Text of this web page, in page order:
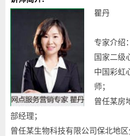
瞿丹
专家介绍：
国家二级
中国彩虹
师；
曾任某房
部经理；
曾任某生物科技有限公司保北地区